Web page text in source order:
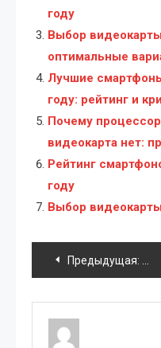
году
Выбор
оптимальные
Лучшие
году: рейтинг и
Почему
видеокарта нет:
Рейтинг
году
Выбор
Навигация
по
записям
Предыдущая: